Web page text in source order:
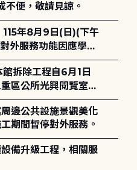
便，敬請見諒。
外服務功能因應學術
區公所光興閱覽室，
邊公共設施景觀美化
期間暫停對外服務。
備升級工程，相關服